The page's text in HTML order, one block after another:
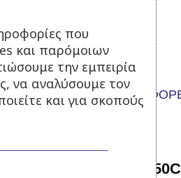
122,00 € 69,00€ με Φ.Π.Α.
Προσθήκη στο καλάθι
Αντλία ψεκασμού TF 50C
που
και παρόμοιων
την εμπειρία
να αναλύσουμε τον
και για σκοπούς